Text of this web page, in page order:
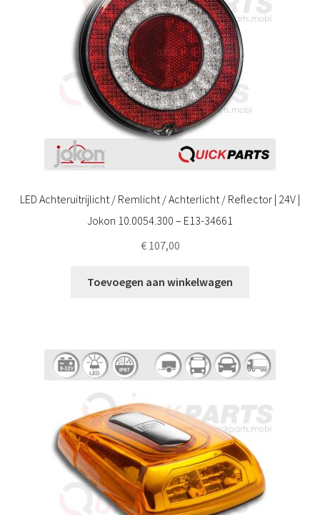
LED Achteruitrijlicht / Remlicht / Achterlicht / Reflector | 24V |
Jokon 10.0054.300 – E13-34661
€107,00
Toevoegen aan winkelwagen